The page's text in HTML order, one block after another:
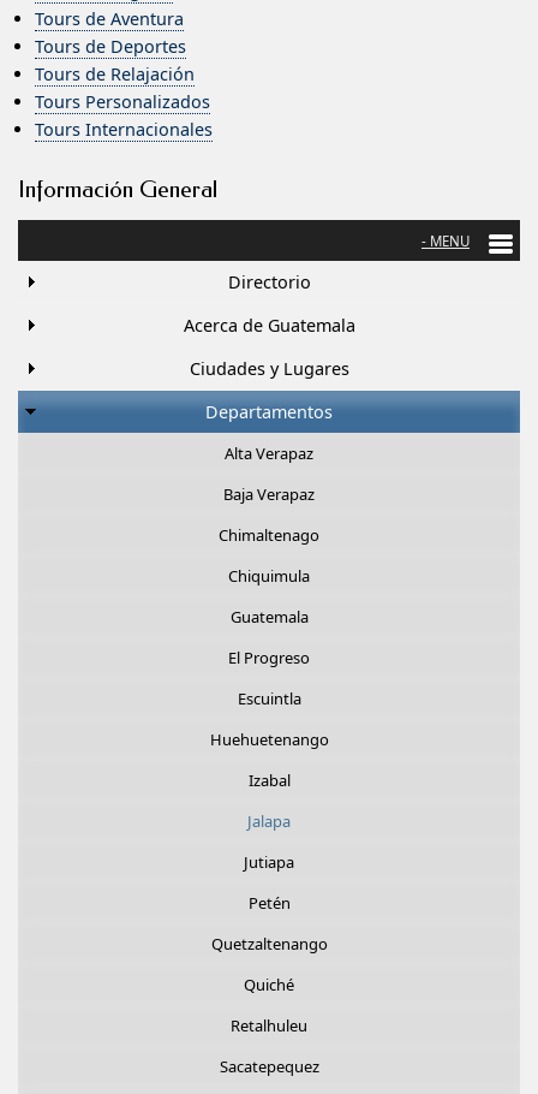
Tours de Aventura
Tours de Deportes
Tours de Relajación
Tours Personalizados
Tours Internacionales
Información General
Directorio
Acerca de Guatemala
Ciudades y Lugares
Departamentos
Alta Verapaz
Baja Verapaz
Chimaltenago
Chiquimula
Guatemala
El Progreso
Escuintla
Huehuetenango
Izabal
Jalapa
Jutiapa
Petén
Quetzaltenango
Quiché
Retalhuleu
Sacatepequez